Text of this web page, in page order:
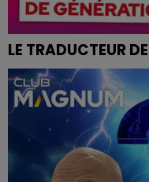
LE TRADUCTEUR
COEUR D'ARTICHAUT